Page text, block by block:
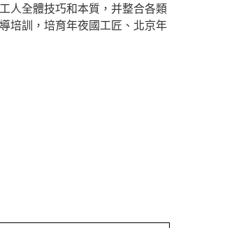
人全體技巧和本質，并整合各類
培訓，培育年夜國工匠、北京年